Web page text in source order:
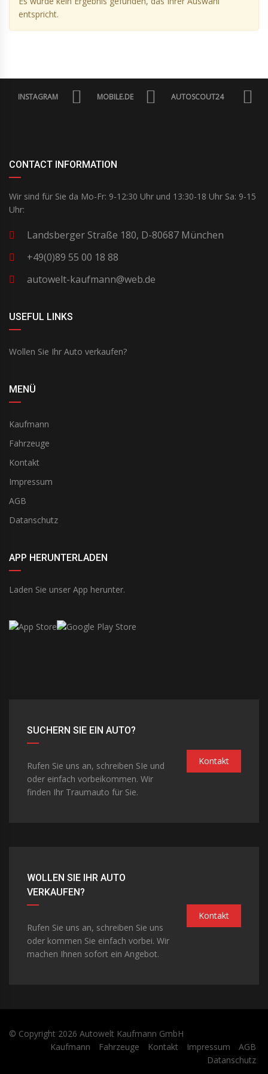
entspricht.
INSTAGRAM MOBILE.DE AUTOSCOUT24
CONTACT INFORMATION
Wir sind für Sie da Mo-Fr: 9-12:30 Uhr und 13:30-18 Uhr Sa: 9-15
Uhr:
Landsberger Straße 180, D-80687 München
+49(0)89 55 00 18 88
autowelt-kaufmann@web.de
USEFUL LINKS
Wollen Sie Ihr Auto verkaufen?
MENÜ
Kaufmann
Fahrzeuge
Kontakt
Impressum
AGB
Datanschutz
APP HERUNTERLADEN
Laden Sie unser App herunter.
SUCHERN SIE EIN AUTO?
Rufen Sie uns an, schreiben SIe und
oder einfach vorbeikommen. Wir
finden Ihr Traumauto für Sie.
Kontakt
WOLLEN SIE IHR AUTO
VERKAUFEN?
Rufen Sie uns an, schreiben Sie uns
oder kommen Sie einfach vorbei. Wir
machen Ihnen sofort ein Angebot.
Kontakt
© Copyright 2026 Autowelt Kaufmann GmbH
Kaufmann
Fahrzeuge Kontakt Impressum
AGB
Datanschutz